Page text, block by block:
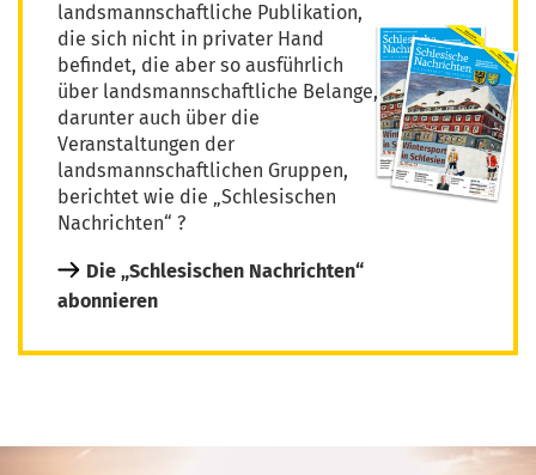
landsmannschaftliche Publikation,
die sich nicht in privater Hand
befindet, die aber so ausführlich
über landsmannschaftliche Belange,
darunter auch über die
Veranstaltungen der
landsmannschaftlichen Gruppen,
berichtet wie die „Schlesischen
Nachrichten“ ?
Die „Schlesischen Nachrichten“
abonnieren